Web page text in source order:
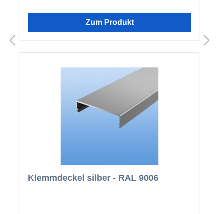
wird nach der Montage der Verlegeprofile einfach
Zum Produkt
Klemmdeckel silber - RAL 9006